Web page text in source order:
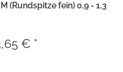
(Rundspitze fein) 0,9 - 1,3
€ *